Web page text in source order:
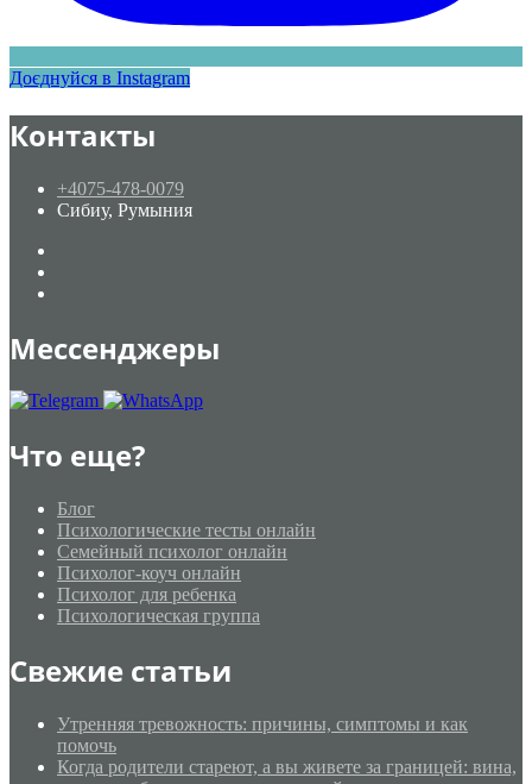
Доєднуйся в Instagram
Контакты
+4075-478-0079
Сибиу, Румыния
Мессенджеры
Что еще?
Блог
Психологические тесты онлайн
Семейный психолог онлайн
Психолог-коуч онлайн
Психолог для ребенка
Психологическая группа
Свежие статьи
Утренняя тревожность: причины, симптомы и как
помочь
Когда родители стареют, а вы живете за границей: вина,